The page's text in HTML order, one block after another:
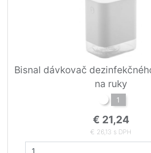
Bisnal dávkovač
na ruky
1
€ 21,24
€ 26,13 s DPH